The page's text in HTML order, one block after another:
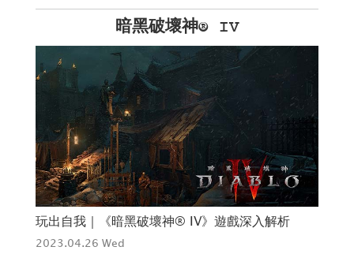
破壞神® IV》遊戲深入解析
大概有這麼大｜搶先直擊